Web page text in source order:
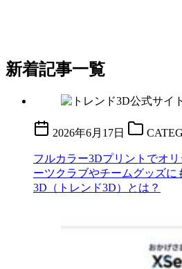
新着記事一覧
2026年6月17日
フルカラー3Dプリントでオ
ーツクラブやチームグッズに
3D（トレンド3D）とは？